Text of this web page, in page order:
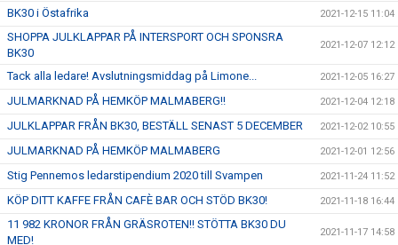
BK30 i Östafrika 2021-12-15 11:04
SHOPPA JULKLAPPAR PÅ INTERSPORT OCH SPONSRA
BK30
2021-12-07 12:12
Tack alla ledare! Avslutningsmiddag på Limone... 2021-12-05 16:27
JULMARKNAD PÅ HEMKÖP MALMABERG!! 2021-12-04 12:18
JULKLAPPAR FRÅN BK30, BESTÄLL SENAST 5 DECEMBER 2021-12-02 10:55
JULMARKNAD PÅ HEMKÖP MALMABERG 2021-12-01 12:56
Stig Pennemos ledarstipendium 2020 till Svampen 2021-11-24 11:52
KÖP DITT KAFFE FRÅN CAFÈ BAR OCH STÖD BK30! 2021-11-18 16:44
11 982 KRONOR FRÅN GRÄSROTEN!! STÖTTA BK30 DU
MED!
2021-11-17 14:58